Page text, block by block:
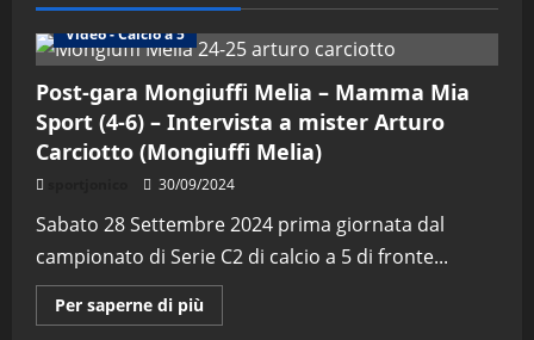
Video - Calcio a 5
Post-gara Mongiuffi Melia – Mamma Mia
Sport (4-6) – Intervista a mister Arturo
Carciotto (Mongiuffi Melia)
30/09/2024
Sabato 28 Settembre 2024 prima giornata dal
campionato di Serie C2 di calcio a 5 di fronte...
Per saperne di più
informazioni